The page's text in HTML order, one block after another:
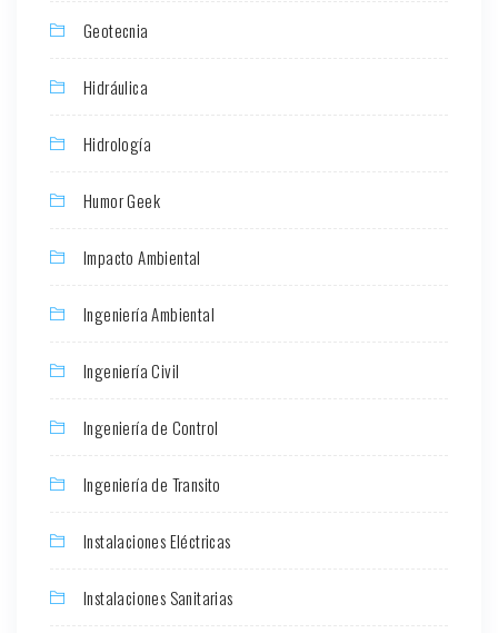
Geotecnia
Hidráulica
Hidrología
Humor Geek
Impacto Ambiental
Ingeniería Ambiental
Ingeniería Civil
Ingeniería de Control
Ingeniería de Transito
Instalaciones Eléctricas
Instalaciones Sanitarias